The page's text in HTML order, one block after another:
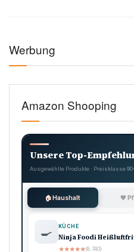
Werbung
Amazon Shooping
Unsere Top-
Ausgewählte Produkte · Preisklasse
🏠 Haushalt 💖
🍳 KÜCHE
Ninja Foodi
★★★★★(8.740)